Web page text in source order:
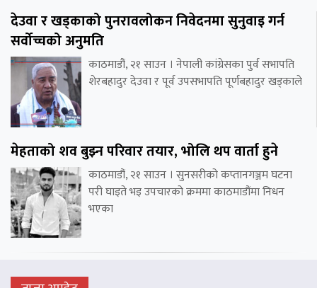
देउवा र खड्काको पुनरावलोकन निवेदनमा सुनुवाइ गर्न
सर्वोच्चको अनुमति
काठमाडौं, २१ साउन । नेपाली कांग्रेसका पुर्व सभापति
शेरबहादुर देउवा र पूर्व उपसभापति पूर्णबहादुर खड्काले
मेहताको शव बुझ्न परिवार तयार, भोलि थप वार्ता हुने
काठमाडौं, २१ साउन । सुनसरीको कप्तानगञ्जम घटना
परी घाइते भइ उपचारको क्रममा काठमाडौंमा निधन
भएका